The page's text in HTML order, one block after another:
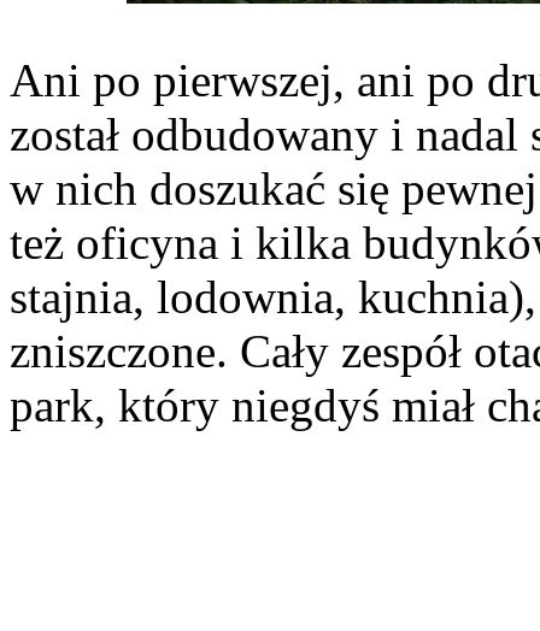
Ani po pierwszej, ani po
został odbudowany i
w nich doszukać się
też oficyna i kilka
stajnia, lodownia,
zniszczone. Cały zespół
park, który niegdyś miał